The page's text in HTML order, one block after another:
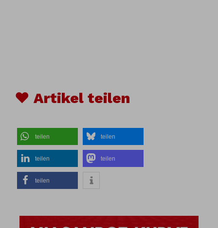
♥ Artikel teilen
teilen teilen
teilen teilen
teilen